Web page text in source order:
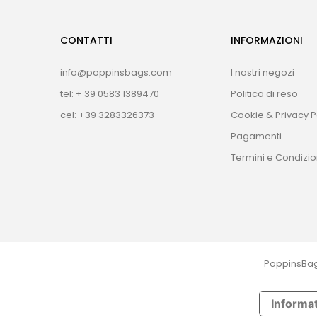
CONTATTI
info@poppinsbags.com
tel: + 39 0583 1389470
cel: +39 3283326373
INFORMAZIONI
I nostri negozi
Politica di reso
Cookie & Privacy
Pagamenti
Termini e